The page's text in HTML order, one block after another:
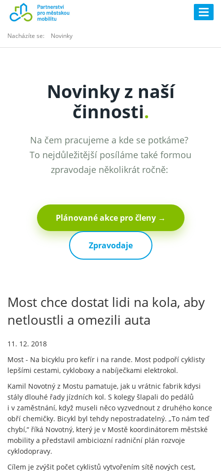
Nacházíte se: Novinky
Novinky z naší
činnosti.
Na čem pracujeme a kde se potkáme?
To nejdůležitější posíláme také formou
zpravodaje několikrát ročně:
Plánované akce pro členy →
Zpravodaje
Most chce dostat lidi na kola, aby
netloustli a omezili auta
11. 12. 2018
Most - Na bicyklu pro kefír i na rande. Most podpoří cyklisty
lepšími cestami, cykloboxy a nabíječkami elektrokol.
Kamil Novotný z Mostu pamatuje, jak u vrátnic fabrik kdysi
stály dlouhé řady jízdních kol. S kolegy šlapali do pedálů
i v zaměstnání, když museli něco vyzvednout z druhého konce
obří chemičky. Bicykl byl tehdy nepostradatelný. „To nám teď
chybí,“ říká Novotný, který je v Mostě koordinátorem městské
mobility a představil ambiciozní radniční plán rozvoje
cyklodopravy.
Cílem je zvýšit počet cyklistů vytvořením sítě nových cest,